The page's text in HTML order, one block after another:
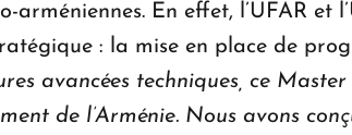
En effet, l’UFAR et
: la mise en place de
avancées techniques, ce Master
de l’Arménie. Nous avons